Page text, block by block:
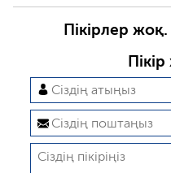
Пікірлер